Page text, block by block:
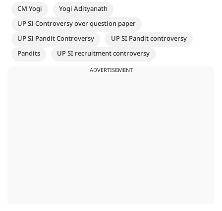
CM Yogi
Yogi Adityanath
UP SI Controversy over question paper
UP SI Pandit Controversy
UP SI Pandit controversy
Pandits
UP SI recruitment controversy
ADVERTISEMENT